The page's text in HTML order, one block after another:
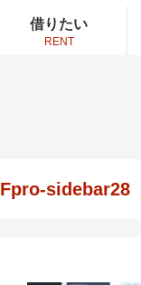
借りたい
RENT
Fpro-sidebar28